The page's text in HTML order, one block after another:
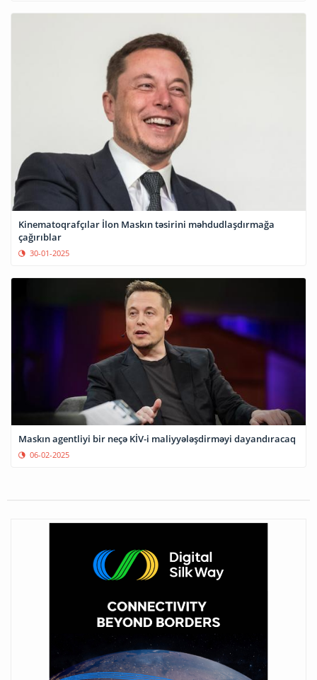
Kinematoqrafçılar İlon Maskın təsirini məhdudlaşdırmağa
çağırıblar
30-01-2025
Maskın agentliyi bir neçə KİV-i maliyyələşdirməyi dayandıracaq
06-02-2025